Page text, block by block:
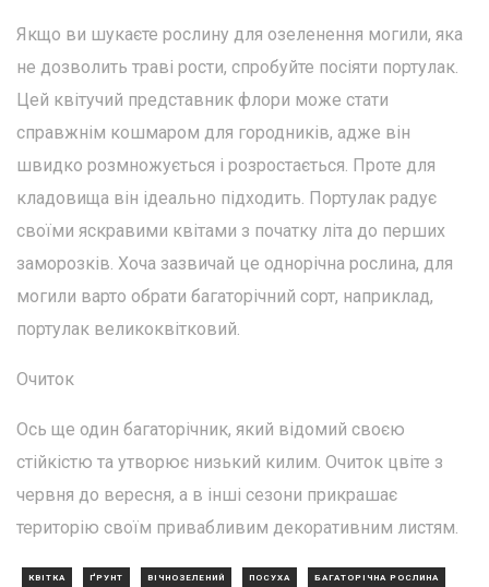
Якщо ви шукаєте рослину для озеленення могили, яка
не дозволить траві рости, спробуйте посіяти портулак.
Цей квітучий представник флори може стати
справжнім кошмаром для городників, адже він
швидко розмножується і розростається. Проте для
кладовища він ідеально підходить. Портулак радує
своїми яскравими квітами з початку літа до перших
заморозків. Хоча зазвичай це однорічна рослина, для
могили варто обрати багаторічний сорт, наприклад,
портулак великоквітковий.
Очиток
Ось ще один багаторічник, який відомий своєю
стійкістю та утворює низький килим. Очиток цвіте з
червня до вересня, а в інші сезони прикрашає
територію своїм привабливим декоративним листям.
КВІТКА ҐРУНТ ВІЧНОЗЕЛЕНИЙ ПОСУХА БАГАТОРІЧНА РОСЛИНА